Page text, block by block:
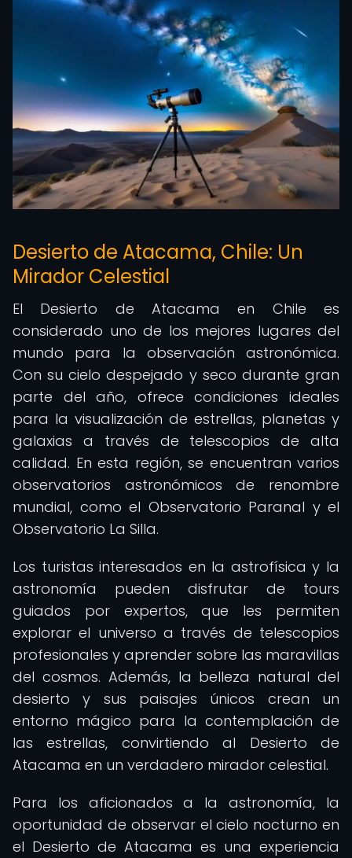
Desierto de Atacama, Chile: Un
Mirador Celestial
El Desierto de Atacama en Chile es
considerado uno de los mejores lugares del
mundo para la observación astronómica.
Con su cielo despejado y seco durante gran
parte del año, ofrece condiciones ideales
para la visualización de estrellas, planetas y
galaxias a través de telescopios de alta
calidad. En esta región, se encuentran varios
observatorios astronómicos de renombre
mundial, como el Observatorio Paranal y el
Observatorio La Silla.
Los turistas interesados en la astrofísica y la
astronomía pueden disfrutar de tours
guiados por expertos, que les permiten
explorar el universo a través de telescopios
profesionales y aprender sobre las maravillas
del cosmos. Además, la belleza natural del
desierto y sus paisajes únicos crean un
entorno mágico para la contemplación de
las estrellas, convirtiendo al Desierto de
Atacama en un verdadero mirador celestial.
Para los aficionados a la astronomía, la
oportunidad de observar el cielo nocturno en
el Desierto de Atacama es una experiencia